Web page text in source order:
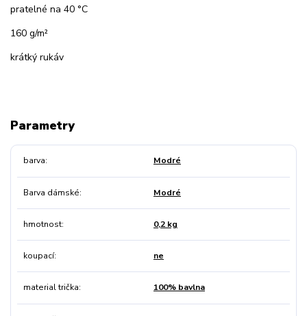
pratelné na 40 °C
160 g/m²
krátký rukáv
Parametry
barva Modré
Barva dámské Modré
hmotnost 0,2 kg
koupací ne
material trička 100% bavlna